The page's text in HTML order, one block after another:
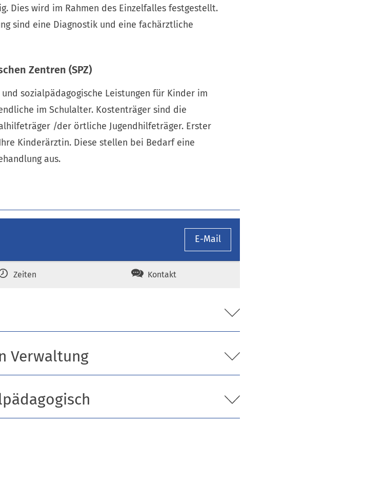
Dies wird im Rahmen des Einzelfalles festgestellt.
sind eine Diagnostik und eine fachärztliche
Zentren (SPZ)
sozialpädagogische Leistungen für Kinder im
im Schulalter. Kostenträger sind die
/der örtliche Jugendhilfeträger. Erster
Kinderärztin. Diese stellen bei Bedarf eine
aus.
E-Mail
Zeiten Kontakt
Verwaltung